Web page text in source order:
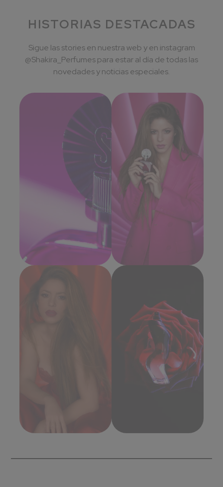
HISTORIAS DESTACADAS
Sigue las stories en nuestra web y en instagram
@Shakira_Perfumes para estar al día de todas las
novedades y noticias especiales.